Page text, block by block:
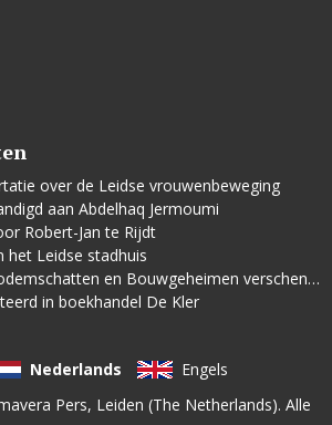
over de Leidse vrouwenbeweging
aan Abdelhaq Jermoumi
Robert-Jan te Rijdt
het Leidse stadhuis
Deel 10 in de serie Bodemschatten en Bouwgeheimen verschenen
in boekhandel De Kler
Nederlands
Engels
Pers, Leiden (The Netherlands). Alle